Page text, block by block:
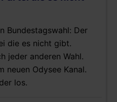
Bundestagswahl: Der
die es nicht gibt.
jeder anderen Wahl.
neuen Odysee Kanal.
los.